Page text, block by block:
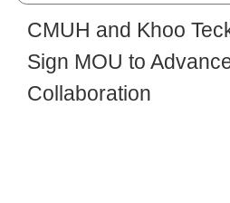
CMUH and Khoo
Sign MOU to
Collaboration